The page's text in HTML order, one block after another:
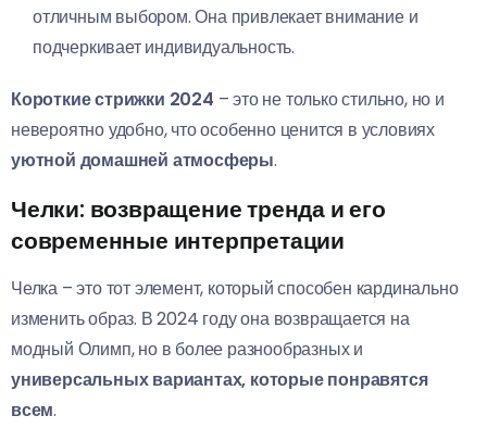
отличным выбором. Она привлекает внимание и
подчеркивает индивидуальность.
Короткие стрижки 2024 – это не только стильно, но и
невероятно удобно, что особенно ценится в условиях
уютной домашней атмосферы.
Челки: возвращение тренда и его
современные интерпретации
Челка – это тот элемент, который способен кардинально
изменить образ. В 2024 году она возвращается на
модный Олимп, но в более разнообразных и
универсальных вариантах, которые понравятся
всем.